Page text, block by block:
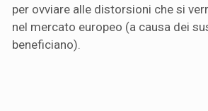
per ovviare alle distorsioni che si
nel mercato europeo (a causa dei
beneficiano).